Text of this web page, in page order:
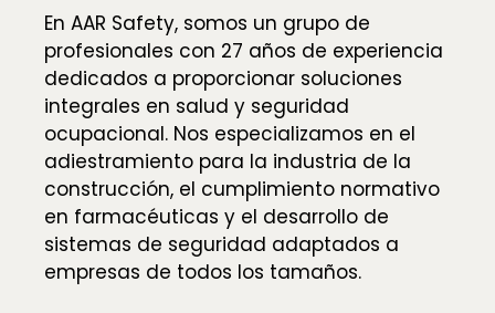
En AAR Safety, somos un grupo de
profesionales con 27 años de experiencia
dedicados a proporcionar soluciones
integrales en salud y seguridad
ocupacional. Nos especializamos en el
adiestramiento para la industria de la
construcción, el cumplimiento normativo
en farmacéuticas y el desarrollo de
sistemas de seguridad adaptados a
empresas de todos los tamaños.